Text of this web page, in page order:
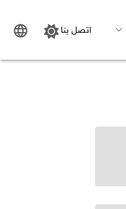
اتصل بنا